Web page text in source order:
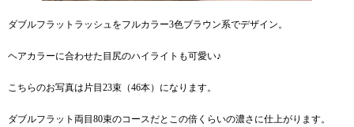
ダブルフラットラッシュをフルカラー3色ブラウン系でデザイン。
ヘアカラーに合わせた目尻のハイライトも可愛い♪
こちらのお写真は片目23束（46本）になります。
ダブルフラット両目80束のコースだとこの倍くらいの濃さに仕上がります。